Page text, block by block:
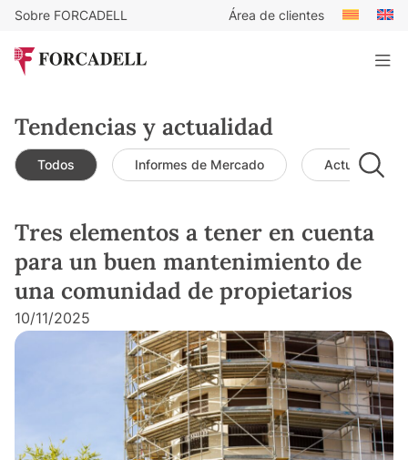
Sobre FORCADELL Área de clientes
Tendencias y actualidad
Todos Informes de Mercado Actualidad
Tres elementos a tener en cuenta
para un buen mantenimiento de
una comunidad de propietarios
10/11/2025